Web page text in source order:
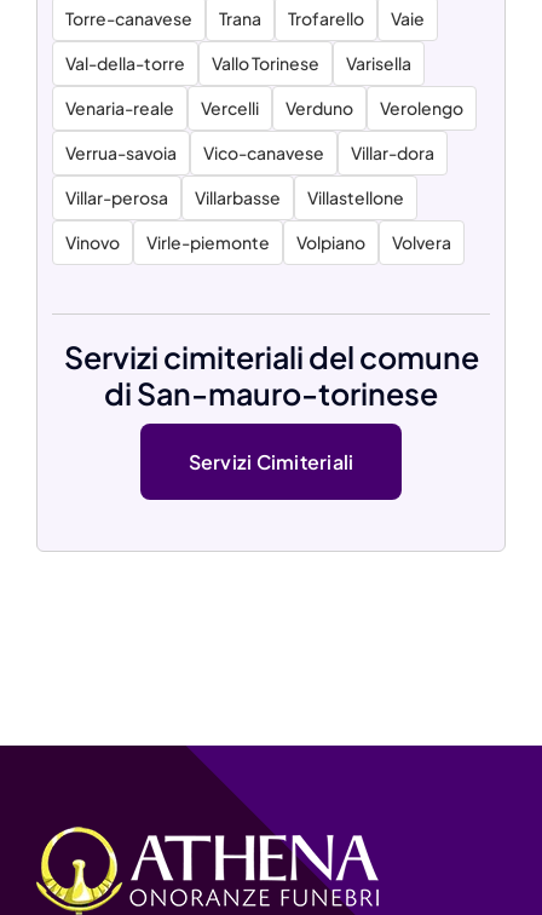
Torre-canavese Trana Trofarello Vaie
Val-della-torre Vallo Torinese Varisella
Venaria-reale Vercelli Verduno Verolengo
Verrua-savoia Vico-canavese Villar-dora
Villar-perosa Villarbasse Villastellone
Vinovo Virle-piemonte Volpiano Volvera
Servizi cimiteriali del comune
di San-mauro-torinese
Servizi Cimiteriali